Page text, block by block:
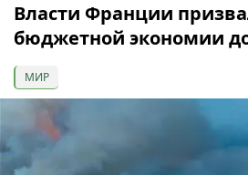
Власти Франции
бюджетной экономии
МИР